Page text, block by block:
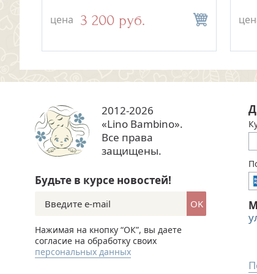
цена 3 200 руб.
2012-2026
«Lino Bambino».
Все права
защищены.
Будьте в курсе новостей!
OK
Нажимая на кнопку “ОК”, вы даете
согласие на обработку своих
персональных данных